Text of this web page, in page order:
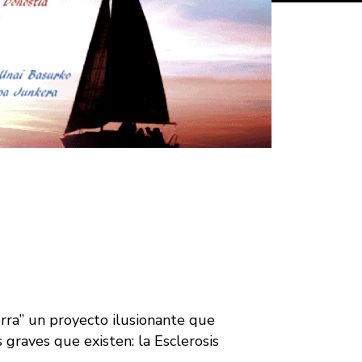
un proyecto ilusionante que
que existen: la Esclerosis